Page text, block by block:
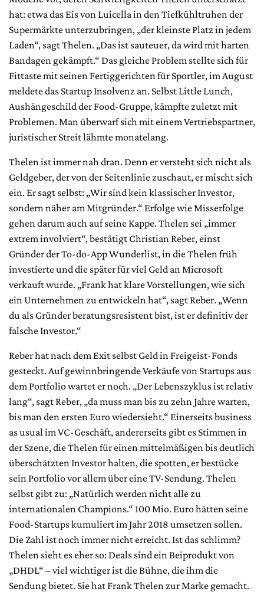
hat: etwa das Eis von Luicella in den Tiefkühltruhen der
Supermärkte unterzubringen, „der kleinste Platz in jedem
Laden“, sagt Thelen. „Das ist sauteuer, da wird mit harten
Bandagen gekämpft.“ Das gleiche Problem stellte sich für
Fittaste mit seinen Fertiggerichten für Sportler, im August
meldete das Startup Insolvenz an. Selbst Little Lunch,
Aushängeschild der Food-Gruppe, kämpfte zuletzt mit
Problemen. Man überwarf sich mit einem Vertriebspartner,
juristischer Streit lähmte monatelang.
Thelen ist immer nah dran. Denn er versteht sich nicht als
Geldgeber, der von der Seitenlinie zuschaut, er mischt sich
ein. Er sagt selbst: „Wir sind kein klassischer Investor,
sondern näher am Mitgründer.“ Erfolge wie Misserfolge
gehen darum auch auf seine Kappe. Thelen sei „immer
extrem involviert“, bestätigt Christian Reber, einst
Gründer der To-do-App Wunderlist, in die Thelen früh
investierte und die später für viel Geld an Microsoft
verkauft wurde. „Frank hat klare Vorstellungen, wie sich
ein Unternehmen zu entwickeln hat“, sagt Reber. „Wenn
du als Gründer beratungsresistent bist, ist er definitiv der
falsche Investor.“
Reber hat nach dem Exit selbst Geld in Freigeist-Fonds
gesteckt. Auf gewinnbringende Verkäufe von Startups aus
dem Portfolio wartet er noch. „Der Lebenszyklus ist relativ
lang“, sagt Reber, „da muss man bis zu zehn Jahre warten,
bis man den ersten Euro wiedersieht.“ Einerseits business
as usual im VC-Geschäft, andererseits gibt es Stimmen in
der Szene, die Thelen für einen mittelmäßigen bis deutlich
überschätzten Investor halten, die spotten, er bestücke
sein Portfolio vor allem über eine TV-Sendung. Thelen
selbst gibt zu: „Natürlich werden nicht alle zu
internationalen Champions.“ 100 Mio. Euro hätten seine
Food-Startups kumuliert im Jahr 2018 umsetzen sollen.
Die Zahl ist noch immer nicht erreicht. Ist das schlimm?
Thelen sieht es eher so: Deals sind ein Beiprodukt von
„DHDL“ – viel wichtiger ist die Bühne, die ihm die
Sendung bietet. Sie hat Frank Thelen zur Marke gemacht.